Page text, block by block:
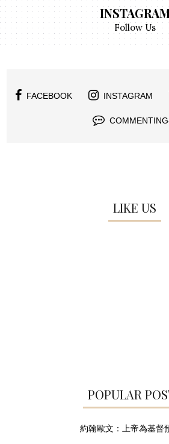
Follow Us
FACEBOOK INSTAGRAM
LIKE US
POPULAR
約翰歐文：上帝為基督